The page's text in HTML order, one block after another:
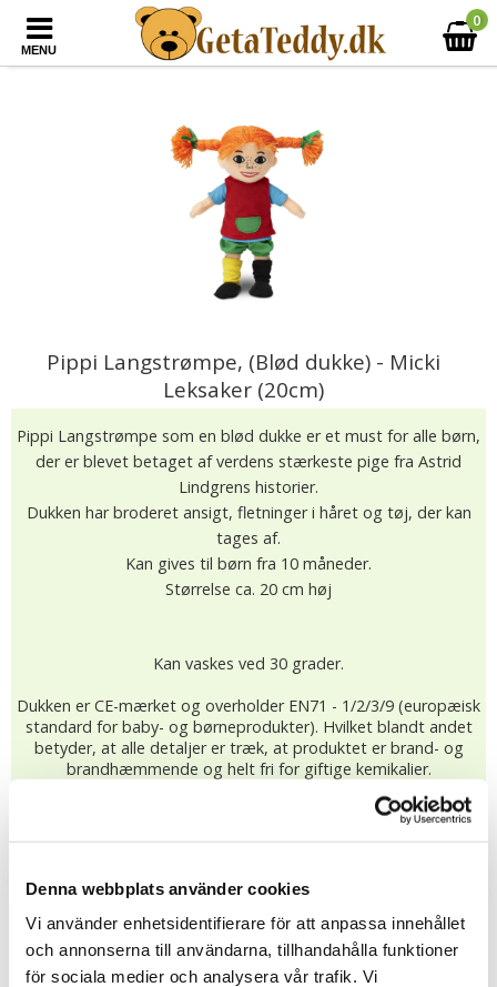
Denna webbplats använder cookies
Vi använder enhetsidentifierare för att anpassa innehållet
och annonserna till användarna, tillhandahålla funktioner
för sociala medier och analysera vår trafik. Vi
MENU
0
Pippi Langstrømpe, (Blød dukke) - Micki
Leksaker (20cm)
Pippi Langstrømpe som en blød dukke er et must for alle børn,
der er blevet betaget af verdens stærkeste pige fra Astrid
Lindgrens historier.
Dukken har broderet ansigt, fletninger i håret og tøj, der kan
tages af.
Kan gives til børn fra 10 måneder.
Størrelse ca. 20 cm høj
Kan vaskes ved 30 grader.
Dukken er CE-mærket og overholder EN71 - 1/2/3/9 (europæisk
standard for baby- og børneprodukter). Hvilket blandt andet
betyder, at alle detaljer er træk, at produktet er brand- og
brandhæmmende og helt fri for giftige kemikalier.
KØB
★★★★★
9611